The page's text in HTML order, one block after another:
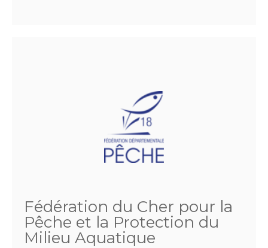
Fédération du Cher pour la
Pêche et la Protection du
Milieu Aquatique